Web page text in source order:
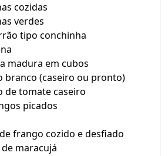
cozidas
verdes
tipo conchinha
madura em cubos
branco (caseiro ou pronto)
de tomate caseiro
picados
frango cozido e desfiado
maracujá